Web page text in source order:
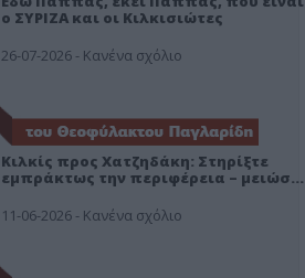
ο ΣΥΡΙΖΑ και οι Κιλκισιώτες
26-07-2026 - Κανένα σχόλιο
Κιλκίς προς Χατζηδάκη: Στηρίξτε
εμπράκτως την περιφέρεια – μειώσ…
11-06-2026 - Κανένα σχόλιο